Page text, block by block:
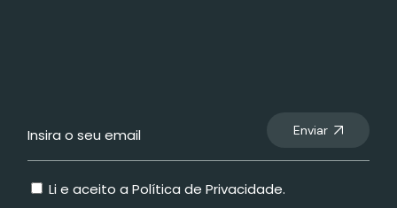
Enviar
Li e aceito aPolítica de Privacidade.